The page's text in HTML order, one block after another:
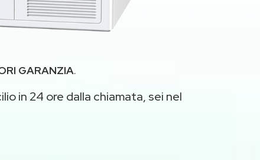
GARANZIA.
in 24 ore dalla chiamata, sei nel